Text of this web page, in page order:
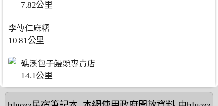
7.82公里
李傳仁麻糬
10.81公里
礁溪包子饅頭專賣店
14.1公里